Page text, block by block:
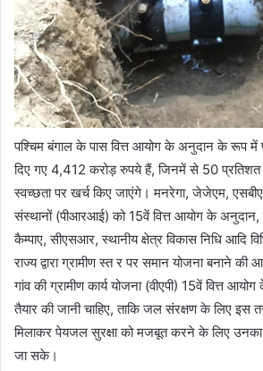
पश्चिम बंगाल के पास वित्त आयोग के अनुदान के रूप में
दिए गए 4,412 करोड़ रुपये हैं, जिनमें से 50 प्रतिशत
स्वच्छता पर खर्च किए जाएंगे। मनरेगा, जेजेएम,
संस्थानों (पीआरआई) को 15वें वित्त आयोग के अनुदान,
कैम्पाए, सीएसआर, स्थानीय क्षेत्र विकास निधि आदि
राज्य द्वारा ग्रामीण स्त र पर समान योजना बनाने
गांव की ग्रामीण कार्य योजना (वीएपी) 15वें वित्त
तैयार की जानी चाहिए, ताकि जल संरक्षण के लिए इस
मिलाकर पेयजल सुरक्षा को मजबूत करने के लिए
जा सके।